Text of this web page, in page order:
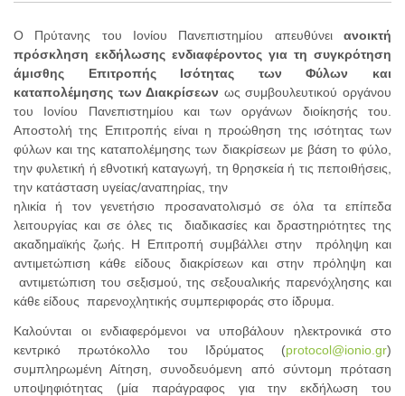
Ο Πρύτανης του Ιονίου Πανεπιστημίου απευθύνειανοικτή
πρόσκληση εκδήλωσης ενδιαφέροντος για τη συγκρότηση
άμισθης Επιτροπής Ισότητας των Φύλων και
καταπολέμησης των Διακρίσεων ως συμβουλευτικού οργάνου
του Ιονίου Πανεπιστημίου και των οργάνων διοίκησής του.
Αποστολή της Επιτροπής είναι η προώθηση της ισότητας των
φύλων και της καταπολέμησης των διακρίσεων με βάση το φύλο,
την φυλετική ή εθνοτική καταγωγή, τη θρησκεία ή τις πεποιθήσεις,
την κατάσταση υγείας/αναπηρίας, την
ηλικία ή τον γενετήσιο προσανατολισμό σε όλα τα επίπεδα
λειτουργίας και σε όλες τις διαδικασίες και δραστηριότητες της
ακαδημαϊκής ζωής. Η Επιτροπή συμβάλλει στην πρόληψη και
αντιμετώπιση κάθε είδους διακρίσεων και στην πρόληψη και
αντιμετώπιση του σεξισμού, της σεξουαλικής παρενόχλησης και
κάθε είδους παρενοχλητικής συμπεριφοράς στο ίδρυμα.
Καλούνται οι ενδιαφερόμενοι να υποβάλουν ηλεκτρονικά στο
κεντρικό πρωτόκολλο του Ιδρύματος (protocol@ionio.gr)
συμπληρωμένη Αίτηση, συνοδευόμενη από σύντομη πρόταση
υποψηφιότητας (μία παράγραφος για την εκδήλωση του